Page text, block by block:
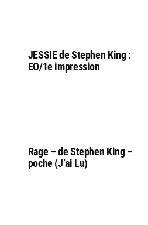
JESSIE de Stephen King :
EO/1e impression
Rage – de Stephen King –
poche (J’ai Lu)